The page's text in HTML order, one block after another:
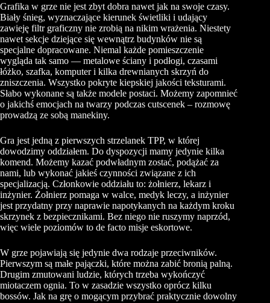
Grafika w grze nie jest zbyt dobra nawet jak na swoje czasy.
Biały śnieg, wyznaczające kierunek świetliki i udający
zawieję filtr graficzny nie zrobią na nikim wrażenia. Niestety
nawet sekcje dziejące się wewnątrz budynków nie są
specjalne dopracowane. Niemal każde pomieszczenie
wygląda tak samo — metalowe ściany i podłogi, czasami
łóżko, szafka, komputer i kilka drewnianych skrzyń do
zniszczenia. Wszystko pokryte kiepskiej jakości teksturami.
Słabo wykonane są także modele postaci. Możemy zapomnieć
o jakichś emocjach na twarzy podczas cutscenek – rozmowę
prowadzą ze sobą manekiny.
Gra jest jedną z pierwszych strzelanek TPP, w której
dowodzimy oddziałem. Do dyspozycji mamy jedynie kilka
komend. Możemy kazać podwładnym zostać, podążać za
nami, lub wykonać jakieś czynności związane z ich
specjalizacją. Członkowie oddziału to: żołnierz, lekarz i
inżynier. Żołnierz pomaga w walce, medyk leczy, a inżynier
jest przydatny przy naprawie napotykanych na każdym kroku
skrzynek z bezpiecznikami. Bez niego nie ruszymy naprzód,
więc wiele poziomów to de facto misje eskortowe.
W grze pojawiają się jedynie dwa rodzaje przeciwników.
Pierwszym są małe pajączki, które można zabić bronią palną.
Drugim zmutowani ludzie, których trzeba wykończyć
miotaczem ognia. To w zasadzie wszystko oprócz kilku
bossów. Jak na grę o mogącym przybrać praktycznie dowolny